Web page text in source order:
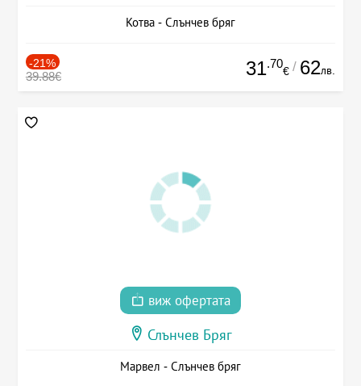
Котва - Слънчев бряг
-21%
39.88€ 31.70
€ / 62лв.
виж офертата
Слънчев Бряг
Марвел - Слънчев бряг